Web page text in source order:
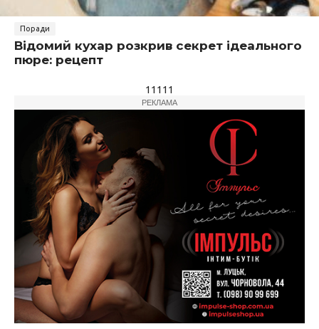
Поради
Відомий кухар розкрив секрет ідеального
пюре: рецепт
11111
РЕКЛАМА